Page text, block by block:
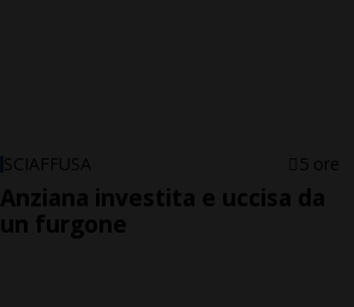
SCIAFFUSA 5 ore
Anziana investita e uccisa da
un furgone